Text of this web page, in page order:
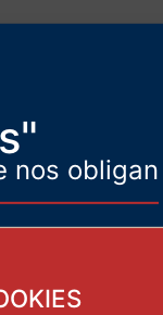
nos obligan
globalista; por
la realidad de la